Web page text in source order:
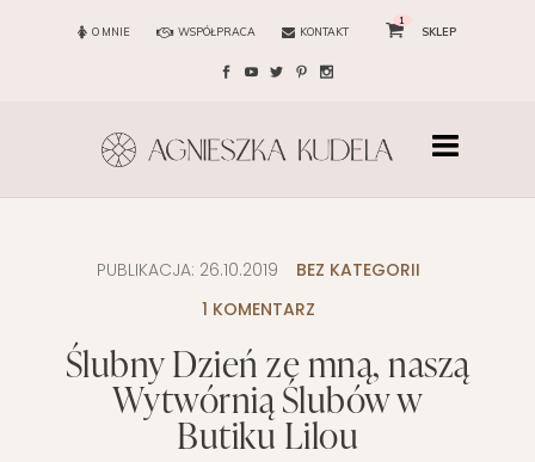
O MNIE WSPÓŁPRACA KONTAKT
1
SKLEP
PUBLIKACJA: 26.10.2019
BEZ KATEGORII
1 KOMENTARZ
Ślubny Dzień ze mną, naszą
Wytwórnią Ślubów w
Butiku Lilou